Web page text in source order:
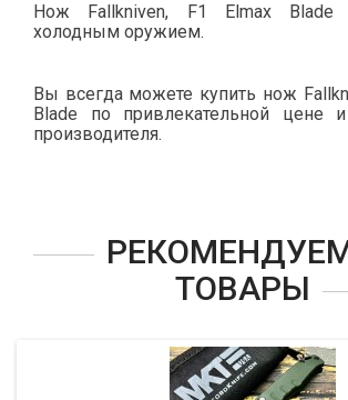
Нож Fallkniven, F1 Elmax Blade
холодным оружием.
Вы всегда можете купить нож
Blade по привлекательной цене
производителя.
ТОВАРЫ